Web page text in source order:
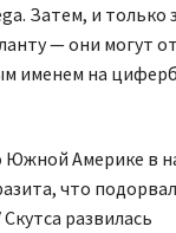
Затем, и только
— они могут
именем на
Южной Америке в
что
развилась